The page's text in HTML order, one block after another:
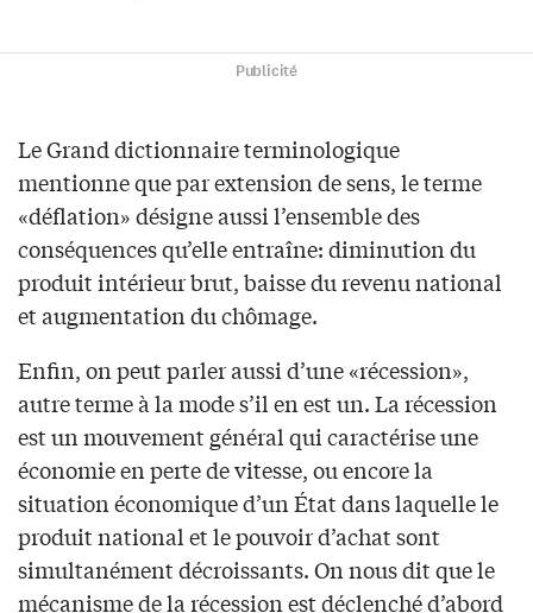
Publicité
Le Grand dictionnaire terminologique
mentionne que par extension de sens, le terme
«déflation» désigne aussi l’ensemble des
conséquences qu’elle entraîne: diminution du
produit intérieur brut, baisse du revenu national
et augmentation du chômage.
Enfin, on peut parler aussi d’une «récession»,
autre terme à la mode s’il en est un. La récession
est un mouvement général qui caractérise une
économie en perte de vitesse, ou encore la
situation économique d’un État dans laquelle le
produit national et le pouvoir d’achat sont
simultanément décroissants. On nous dit que le
mécanisme de la récession est déclenché d’abord